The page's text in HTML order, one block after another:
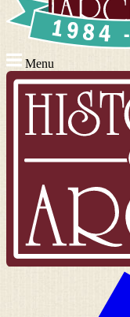
Menu